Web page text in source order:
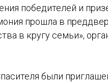
победителей и
прошла в
в кругу семьи»,
были